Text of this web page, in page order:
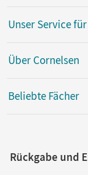
Unser Service
Über Cornelsen
Beliebte Fächer
Rückgabe und